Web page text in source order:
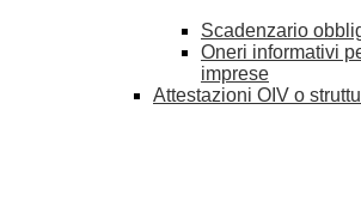
Scadenzario
Oneri informativi
imprese
Attestazioni OIV o